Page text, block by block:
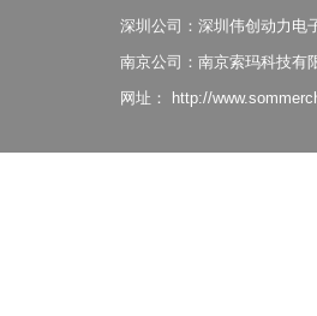
深圳公司：深圳伟创动力电
南京公司：南京索玛科技有
网址：
http://